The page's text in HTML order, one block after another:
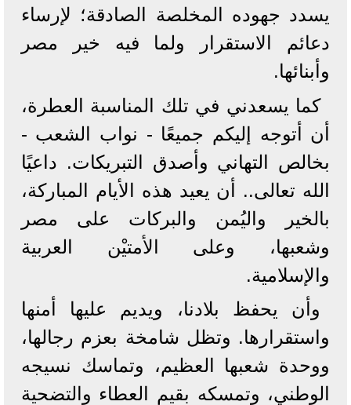
يسدد جهوده المخلصة الصادقة؛ لإرساء
دعائم الاستقرار ولما فيه خير مصر
وأبنائها.
كما يسعدني في تلك المناسبة العطرة،
أن أتوجه إليكم جميعًا - نواب الشعب -
بخالص التهاني وأصدق التبريكات. داعيًا
الله تعالى.. أن يعيد هذه الأيام المباركة،
بالخير واليُمن والبركات على مصر
وشعبها، وعلى الأمتيْن العربية
والإسلامية.
وأن يحفظ بلادنا، ويديم عليها أمنها
واستقرارها. وتظل شامخة بعزم رجالها،
ووحدة شعبها العظيم، وتماسك نسيجه
الوطني، وتمسكه بقيم العطاء والتضحية